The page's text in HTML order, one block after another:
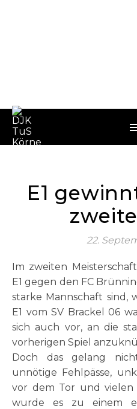
E1
22.
Im zweiten Meisterschaftspiel ging es für unsere
E1 gegen den FC
starke Mannschaft sind,
E1 vom SV Brackel 06
sich auch vor, an die
vorherigen Spiel
Doch das gelang
unnötige Fehlpässe,
vor dem Tor und
wurde es zu einem